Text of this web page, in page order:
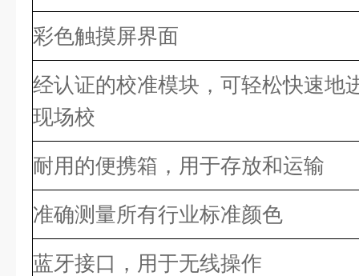
彩色触摸屏界面
经认证的校准模块，可轻松快速地
现场校
耐用的便携箱，用于存放和运输
准确测量所有行业标准颜色
蓝牙接口，用于无线操作